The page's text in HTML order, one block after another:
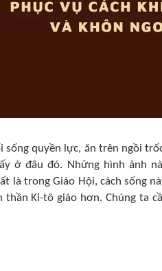
quyền lực, ăn trên ngồi
ở đâu đó. Những hình ảnh
trong Giáo Hội, cách sống
Ki-tô giáo hơn. Chúng ta